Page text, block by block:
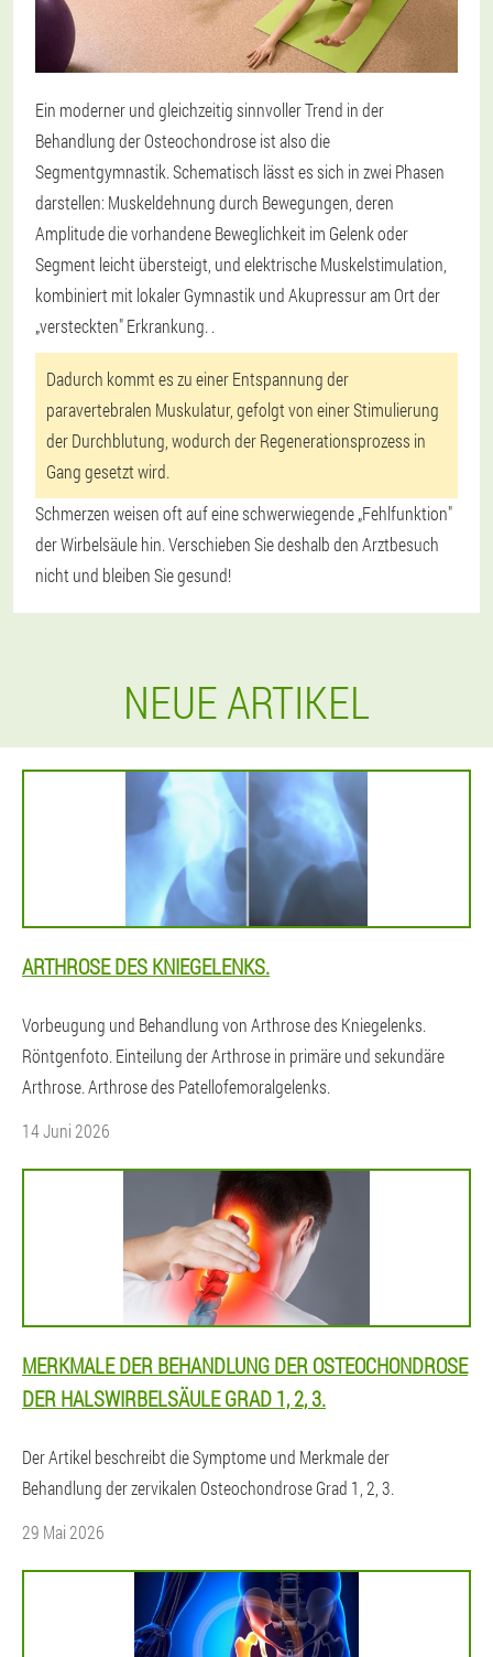
Ein moderner und gleichzeitig sinnvoller Trend in der
Behandlung der Osteochondrose ist also die
Segmentgymnastik. Schematisch lässt es sich in zwei Phasen
darstellen: Muskeldehnung durch Bewegungen, deren
Amplitude die vorhandene Beweglichkeit im Gelenk oder
Segment leicht übersteigt, und elektrische Muskelstimulation,
kombiniert mit lokaler Gymnastik und Akupressur am Ort der
„versteckten" Erkrankung. .
Dadurch kommt es zu einer Entspannung der
paravertebralen Muskulatur, gefolgt von einer Stimulierung
der Durchblutung, wodurch der Regenerationsprozess in
Gang gesetzt wird.
Schmerzen weisen oft auf eine schwerwiegende „Fehlfunktion"
der Wirbelsäule hin. Verschieben Sie deshalb den Arztbesuch
nicht und bleiben Sie gesund!
NEUE ARTIKEL
ARTHROSE DES KNIEGELENKS.
Vorbeugung und Behandlung von Arthrose des Kniegelenks.
Röntgenfoto. Einteilung der Arthrose in primäre und sekundäre
Arthrose. Arthrose des Patellofemoralgelenks.
14 Juni 2026
MERKMALE DER BEHANDLUNG DER OSTEOCHONDROSE
DER HALSWIRBELSÄULE GRAD 1, 2, 3.
Der Artikel beschreibt die Symptome und Merkmale der
Behandlung der zervikalen Osteochondrose Grad 1, 2, 3.
29 Mai 2026